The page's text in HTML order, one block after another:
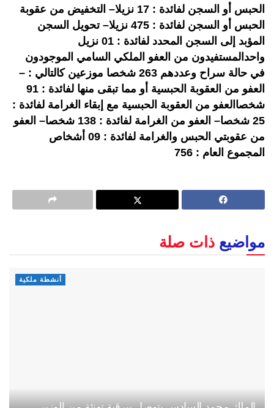
الحبس أو السجن لفائدة : 17 نزيلا– التخفيض من عقوبة
الحبس أو السجن لفائدة : 475 نزيلا– تحويل السجن
المؤبد إلى السجن المحدد لفائدة : 01 نزيل
واحدالمستفيدون من العفو الملكي السامي الموجودون
في حالة سراح وعددهم 263 شخصا موزعين كالتالي : –
العفو من العقوبة الحبسية أو مما تبقى منها لفائدة : 91
شخصاالعفو من العقوبة الحبسية مع إبقاء الغرامة لفائدة :
25 شخصا– العفو من الغرامة لفائدة : 138 شخصا– العفو
من عقوبتي الحبس والغرامة لفائدة : 09 أشخاص
المجموع العام : 756
مواضيع ذات صلة
أنشطة ملكية